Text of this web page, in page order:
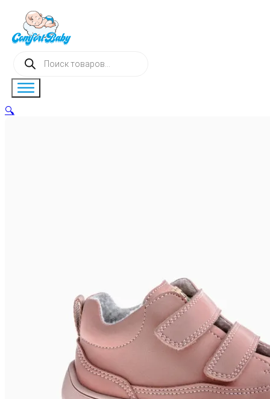
Поиск
товаров
🔍